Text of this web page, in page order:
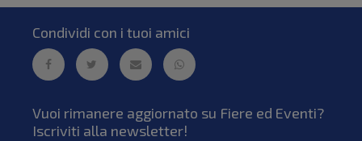
Condividi con i tuoi amici
Vuoi rimanere aggiornato su Fiere ed Eventi?
Iscriviti alla newsletter!